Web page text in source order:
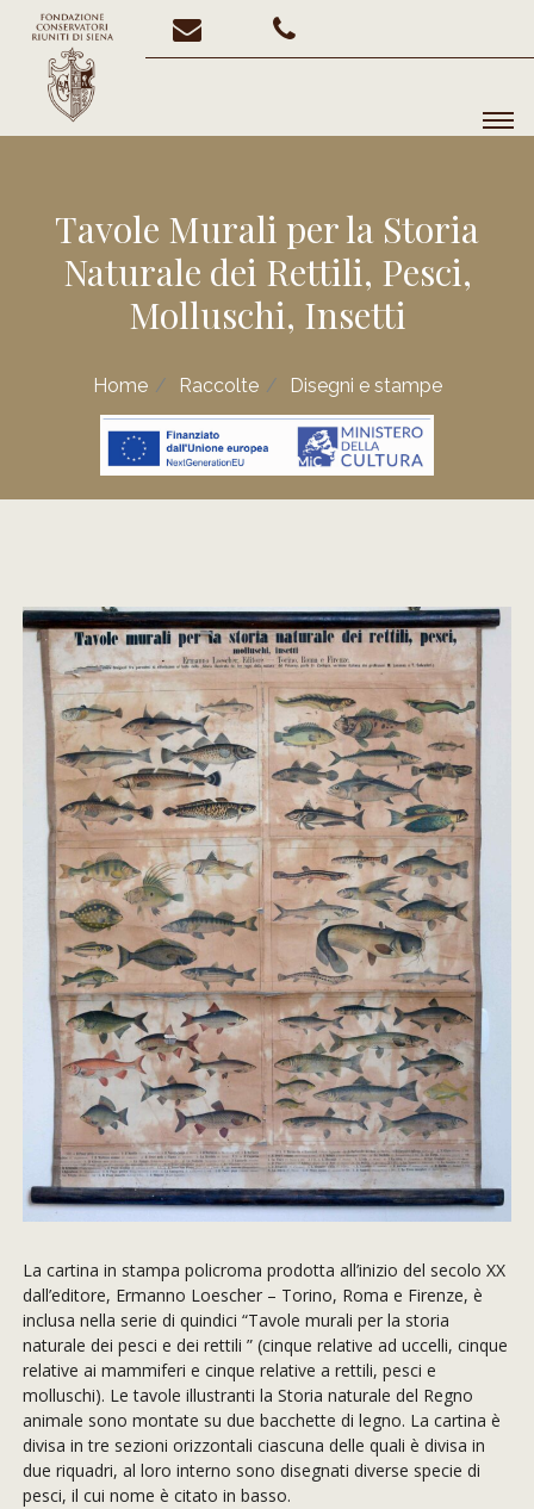
Tavole Murali per la Storia
Naturale dei Rettili, Pesci,
Molluschi, Insetti
Home Raccolte Disegni e stampe
La cartina in stampa policroma prodotta all’inizio del secolo XX
dall’editore, Ermanno Loescher – Torino, Roma e Firenze, è
inclusa nella serie di quindici “Tavole murali per la storia
naturale dei pesci e dei rettili ” (cinque relative ad uccelli, cinque
relative ai mammiferi e cinque relative a rettili, pesci e
molluschi). Le tavole illustranti la Storia naturale del Regno
animale sono montate su due bacchette di legno. La cartina è
divisa in tre sezioni orizzontali ciascuna delle quali è divisa in
due riquadri, al loro interno sono disegnati diverse specie di
pesci, il cui nome è citato in basso.